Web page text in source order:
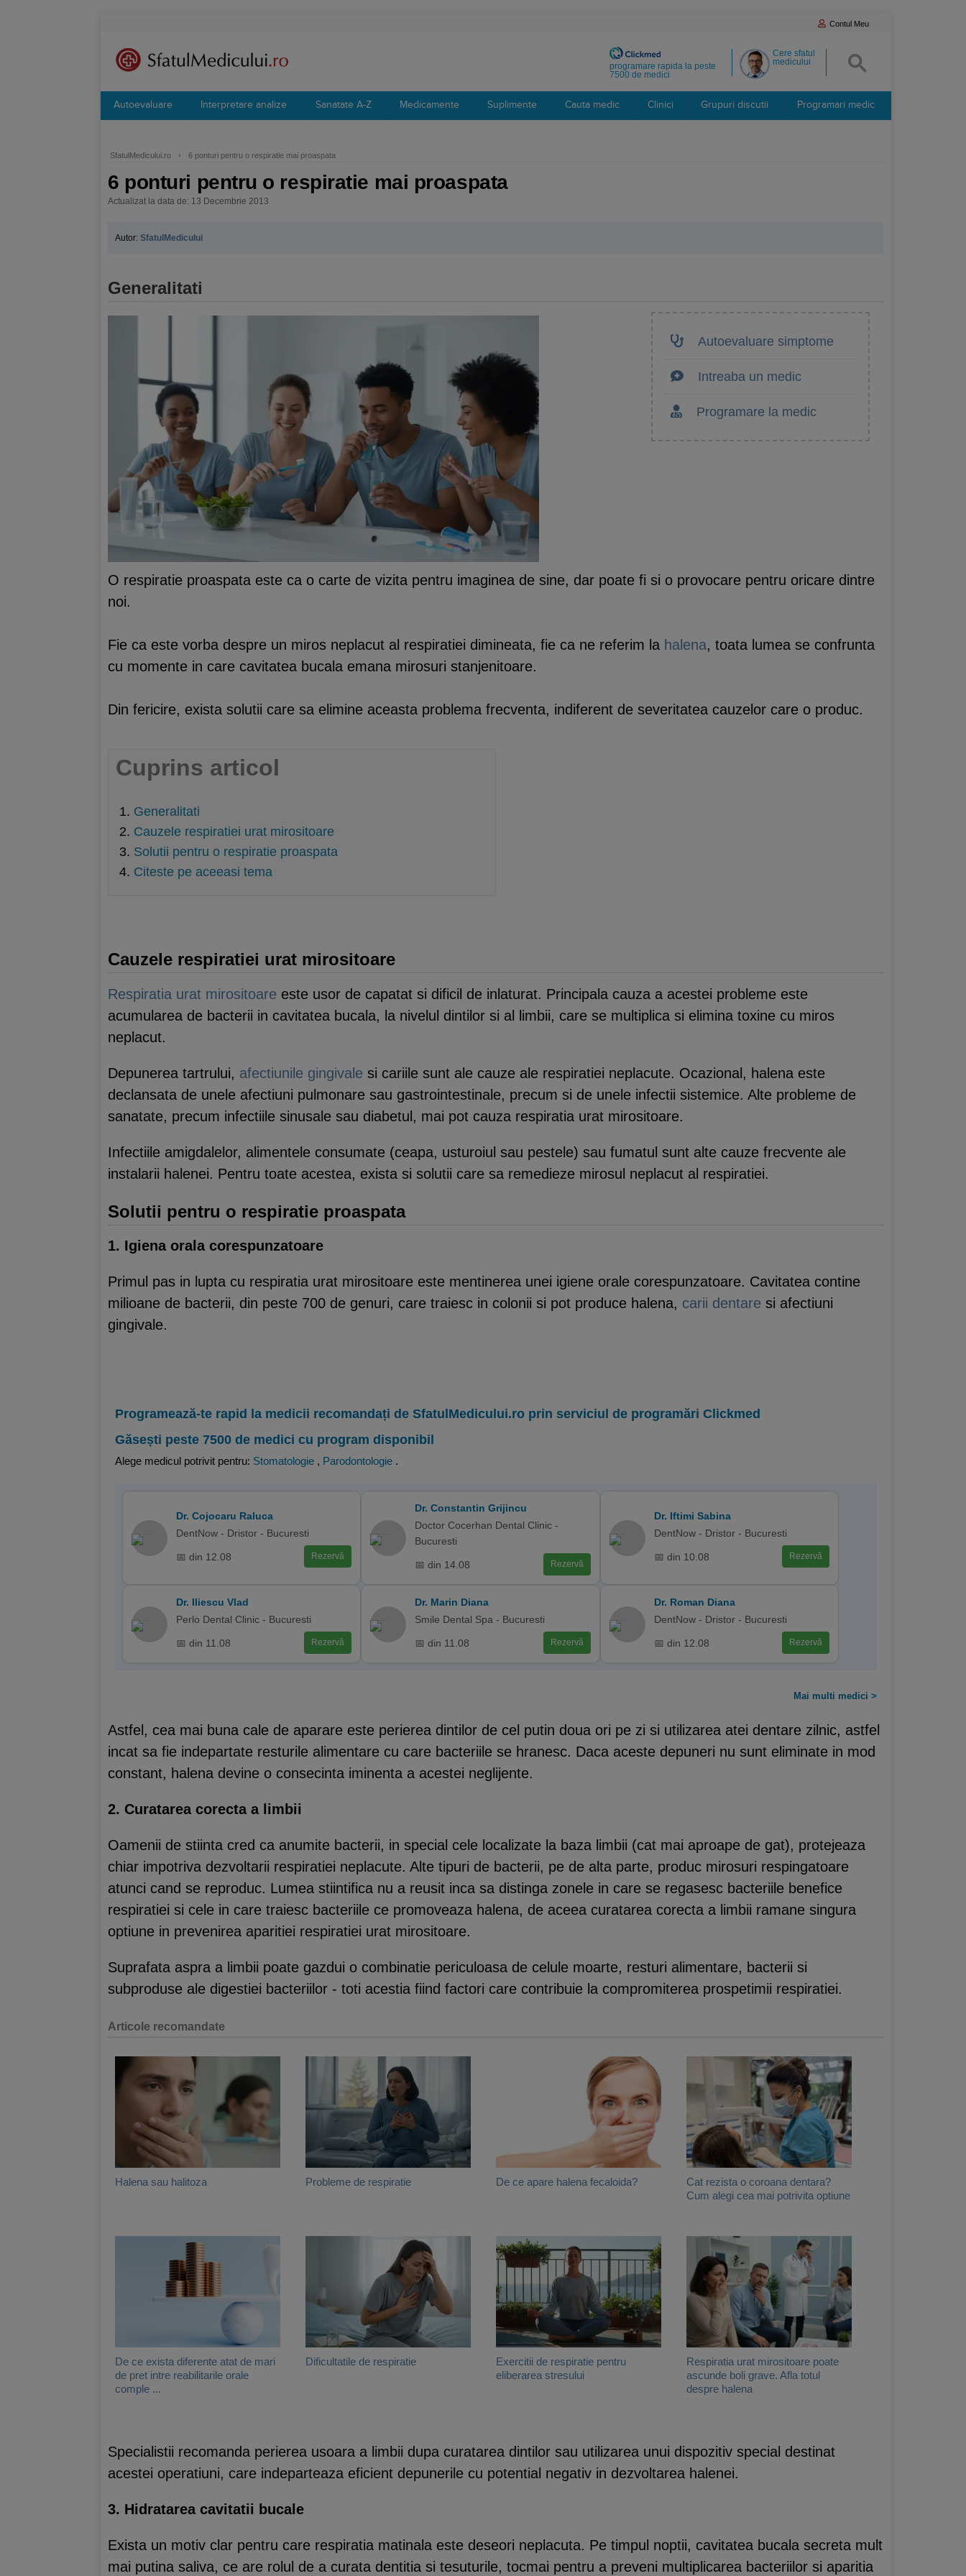
Contul Meu
Cere sfatul
medicului
programare rapida la peste
7500 de medici
Autoevaluare Interpretare analize Sanatate A-Z Medicamente Suplimente Cauta medic Clinici Grupuri discutii Programari medic
SfatulMedicului.ro › 6 ponturi pentru o respiratie mai proaspata
6 ponturi pentru o respiratie mai proaspata
Actualizat la data de: 13 Decembrie 2013
Autor: SfatulMedicului
Generalitati
Autoevaluare simptome
Intreaba un medic
Programare la medic
O respiratie proaspata este ca o carte de vizita pentru imaginea de sine, dar poate fi si o provocare pentru oricare dintre
noi.
Fie ca este vorba despre un miros neplacut al respiratiei dimineata, fie ca ne referim la halena, toata lumea se confrunta
cu momente in care cavitatea bucala emana mirosuri stanjenitoare.
Din fericire, exista solutii care sa elimine aceasta problema frecventa, indiferent de severitatea cauzelor care o produc.
Cuprins articol
Generalitati
Cauzele respiratiei urat mirositoare
Solutii pentru o respiratie proaspata
Citeste pe aceeasi tema
Cauzele respiratiei urat mirositoare
Respiratia urat mirositoare este usor de capatat si dificil de inlaturat. Principala cauza a acestei probleme este
acumularea de bacterii in cavitatea bucala, la nivelul dintilor si al limbii, care se multiplica si elimina toxine cu miros
neplacut.
Depunerea tartrului, afectiunile gingivale si cariile sunt ale cauze ale respiratiei neplacute. Ocazional, halena este
declansata de unele afectiuni pulmonare sau gastrointestinale, precum si de unele infectii sistemice. Alte probleme de
sanatate, precum infectiile sinusale sau diabetul, mai pot cauza respiratia urat mirositoare.
Infectiile amigdalelor, alimentele consumate (ceapa, usturoiul sau pestele) sau fumatul sunt alte cauze frecvente ale
instalarii halenei. Pentru toate acestea, exista si solutii care sa remedieze mirosul neplacut al respiratiei.
Solutii pentru o respiratie proaspata
1. Igiena orala corespunzatoare
Primul pas in lupta cu respiratia urat mirositoare este mentinerea unei igiene orale corespunzatoare. Cavitatea contine
milioane de bacterii, din peste 700 de genuri, care traiesc in colonii si pot produce halena, carii dentare si afectiuni
gingivale.
Programează-te rapid la medicii recomandați de SfatulMedicului.ro prin serviciul de programări Clickmed
Găsești peste 7500 de medici cu program disponibil
Alege medicul potrivit pentru: Stomatologie , Parodontologie .
Dr. Cojocaru Raluca
DentNow - Dristor - Bucuresti
📅 din 12.08 Rezervă
Dr. Constantin Grijincu
Doctor Cocerhan Dental Clinic -
Bucuresti
📅 din 14.08 Rezervă
Dr. Iftimi Sabina
DentNow - Dristor - Bucuresti
📅 din 10.08 Rezervă
Dr. Iliescu Vlad
Perlo Dental Clinic - Bucuresti
📅 din 11.08 Rezervă
Dr. Marin Diana
Smile Dental Spa - Bucuresti
📅 din 11.08 Rezervă
Dr. Roman Diana
DentNow - Dristor - Bucuresti
📅 din 12.08 Rezervă
Mai multi medici >
Astfel, cea mai buna cale de aparare este perierea dintilor de cel putin doua ori pe zi si utilizarea atei dentare zilnic, astfel
incat sa fie indepartate resturile alimentare cu care bacteriile se hranesc. Daca aceste depuneri nu sunt eliminate in mod
constant, halena devine o consecinta iminenta a acestei neglijente.
2. Curatarea corecta a limbii
Oamenii de stiinta cred ca anumite bacterii, in special cele localizate la baza limbii (cat mai aproape de gat), protejeaza
chiar impotriva dezvoltarii respiratiei neplacute. Alte tipuri de bacterii, pe de alta parte, produc mirosuri respingatoare
atunci cand se reproduc. Lumea stiintifica nu a reusit inca sa distinga zonele in care se regasesc bacteriile benefice
respiratiei si cele in care traiesc bacteriile ce promoveaza halena, de aceea curatarea corecta a limbii ramane singura
optiune in prevenirea aparitiei respiratiei urat mirositoare.
Suprafata aspra a limbii poate gazdui o combinatie periculoasa de celule moarte, resturi alimentare, bacterii si
subproduse ale digestiei bacteriilor - toti acestia fiind factori care contribuie la compromiterea prospetimii respiratiei.
Articole recomandate
Halena sau halitoza Probleme de respiratie De ce apare halena fecaloida?
Cat rezista o coroana dentara?
Cum alegi cea mai potrivita optiune
De ce exista diferente atat de mari
de pret intre reabilitarile orale
comple ...
Dificultatile de respiratie
Exercitii de respiratie pentru
eliberarea stresului
Respiratia urat mirositoare poate
ascunde boli grave. Afla totul
despre halena
Specialistii recomanda perierea usoara a limbii dupa curatarea dintilor sau utilizarea unui dispozitiv special destinat
acestei operatiuni, care indeparteaza eficient depunerile cu potential negativ in dezvoltarea halenei.
3. Hidratarea cavitatii bucale
Exista un motiv clar pentru care respiratia matinala este deseori neplacuta. Pe timpul noptii, cavitatea bucala secreta mult
mai putina saliva, ce are rolul de a curata dentitia si tesuturile, tocmai pentru a preveni multiplicarea bacteriilor si aparitia